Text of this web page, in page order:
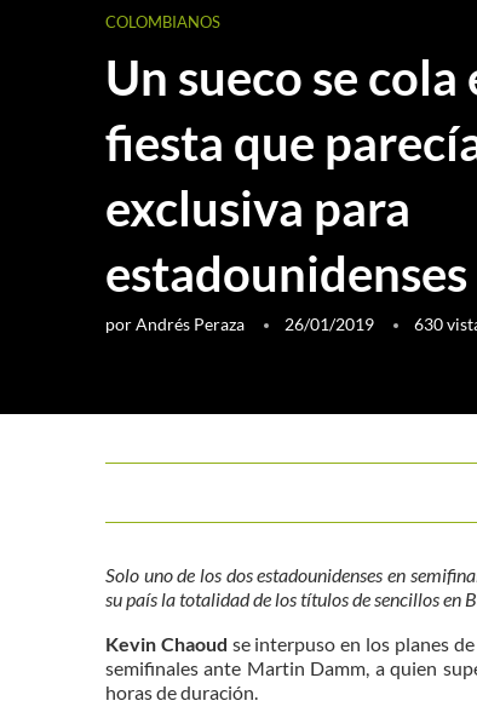
COLOMBIANOS
Un sueco se cola
fiesta que
exclusiva para
estadounidenses
porAndrés Peraza 26/01/2019 630
Solo uno de los dos estadounidenses en
su país la totalidad de los títulos de sencillos en
Kevin Chaoud se interpuso en los planes
semifinales ante Martin Damm, a quien
horas de duración.